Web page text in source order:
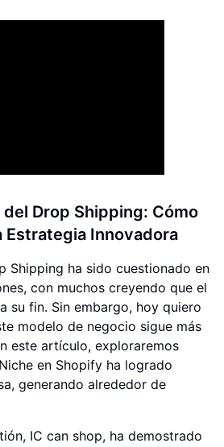
del Drop Shipping: Cómo
Estrategia Innovadora
Shipping ha sido cuestionado en
con muchos creyendo que el
su fin. Sin embargo, hoy quiero
modelo de negocio sigue más
este artículo, exploraremos
en Shopify ha logrado
generando alrededor de
IC can shop, ha demostrado